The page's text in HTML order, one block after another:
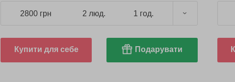
2800 грн 2 люд. 1 год.
Купити для себе Подарувати